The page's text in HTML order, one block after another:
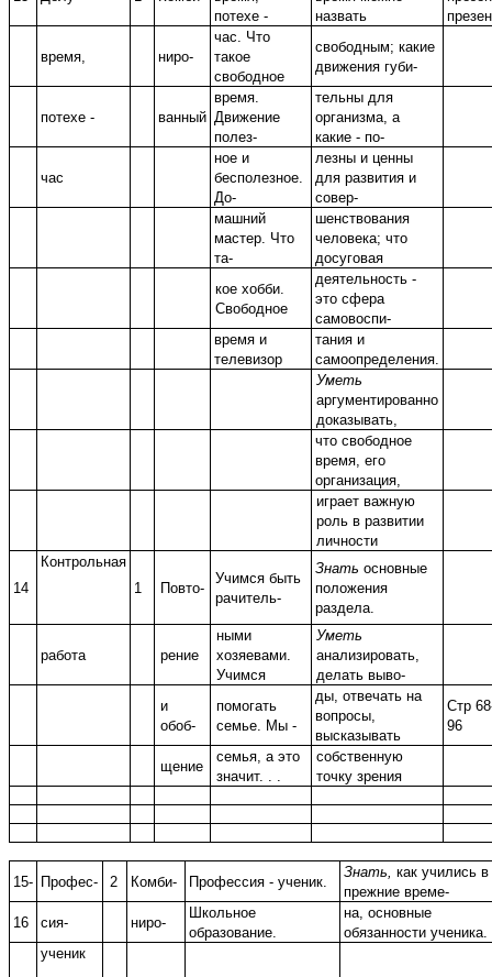
потехе -
назвать
время, ниро-
час. Что
такое
свободное
свободным; какие
движения губи-
потехе - ванный
время.
Движение
полез-
тельны для
организма, а
какие - по-
час
ное и
бесполезное.
До-
лезны и ценны
для развития и
совер-
машний
мастер. Что
та-
шенствования
человека; что
досуговая
кое хобби.
Свободное
деятельность -
это сфера
самовоспи-
время и
телевизор
тания и
самоопределения.
Уметь
аргументированно
доказывать,
что свободное
время, его
организация,
играет важную
роль в развитии
личности
14
Контрольная
1
Повто-
Учимся быть
рачитель-
Знать основные
положения
раздела.
работа рение
ными
хозяевами.
Учимся
Уметь
анализировать,
делать выво-
и
обоб-
помогать
семье. Мы -
ды, отвечать на
вопросы,
высказывать
Стр
96
щение
семья, а это
значит. . .
собственную
точку зрения
15- Профес- 2 Комби- Профессия - ученик.
Знать, как учились в
прежние време-
16
сия- ниро-
Школьное
образование.
на, основные
обязанности ученика.
ученик